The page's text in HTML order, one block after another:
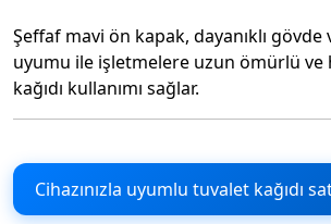
Şeffaf mavi ön kapak, dayanıklı
uyumu ile işletmelere uzun ömürlü ve
kağıdı kullanımı sağlar.
Cihazınızla uyumlu tuvalet kağıdı